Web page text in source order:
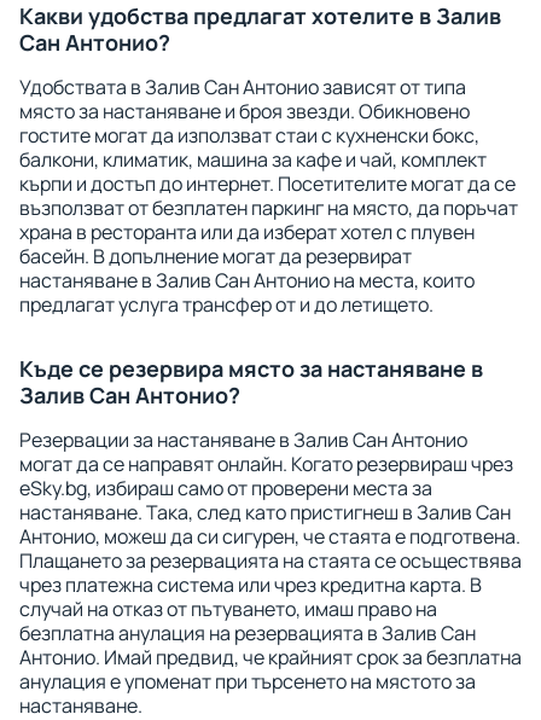
Какви удобства предлагат хотелите в Залив
Сан Антонио?
Удобствата в Залив Сан Антонио зависят от типа
място за настаняване и броя звезди. Обикновено
гостите могат да използват стаи с кухненски бокс,
балкони, климатик, машина за кафе и чай, комплект
кърпи и достъп до интернет. Посетителите могат да се
възползват от безплатен паркинг на място, да поръчат
храна в ресторанта или да изберат хотел с плувен
басейн. В допълнение могат да резервират
настаняване в Залив Сан Антонио на места, които
предлагат услуга трансфер от и до летището.
Къде се резервира място за настаняване в
Залив Сан Антонио?
Резервации за настаняване в Залив Сан Антонио
могат да се направят онлайн. Когато резервираш чрез
eSky.bg, избираш само от проверени места за
настаняване. Така, след като пристигнеш в Залив Сан
Антонио, можеш да си сигурен, че стаята е подготвена.
Плащането за резервацията на стаята се осъществява
чрез платежна система или чрез кредитна карта. В
случай на отказ от пътуването, имаш право на
безплатна анулация на резервацията в Залив Сан
Антонио. Имай предвид, че крайният срок за безплатна
анулация е упоменат при търсенето на мястото за
настаняване.